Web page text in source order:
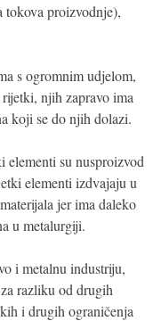
tokova proizvodnje),
s ogromnim udjelom,
njih zapravo ima
koji se do njih dolazi.
elementi su nusproizvod
elementi izdvajaju u
jer ima daleko
u metalurgiji.
i metalnu industriju,
razliku od drugih
i drugih ograničenja